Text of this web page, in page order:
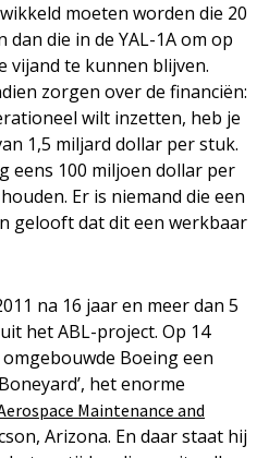
moeten worden die 20
die in de YAL-1A om op
vijand te kunnen blijven.
zorgen over de financiën:
wilt inzetten, heb je
1,5 miljard dollar per stuk.
eens 100 miljoen dollar per
Er is niemand die een
gelooft dat dit een werkbaar
na 16 jaar en meer dan 5
het ABL-project. Op 14
Boeing een
het enorme
Maintenance and
Arizona. En daar staat hij